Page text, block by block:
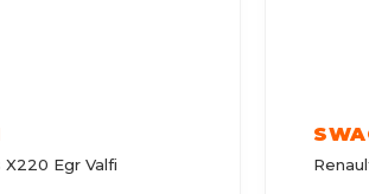
Egr Valfi